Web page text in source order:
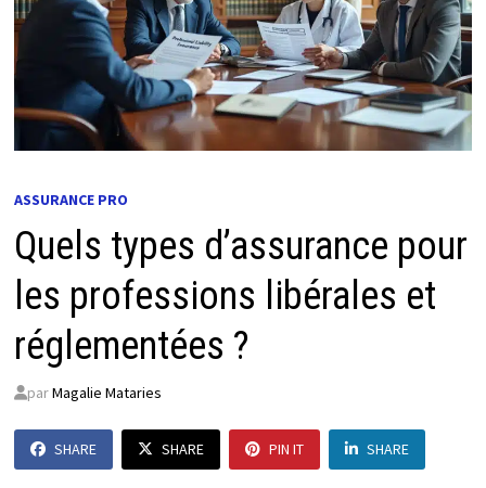
ASSURANCE PRO
Quels types d’assurance pour
les professions libérales et
réglementées ?
parMagalie Mataries
SHARE SHARE PIN IT SHARE